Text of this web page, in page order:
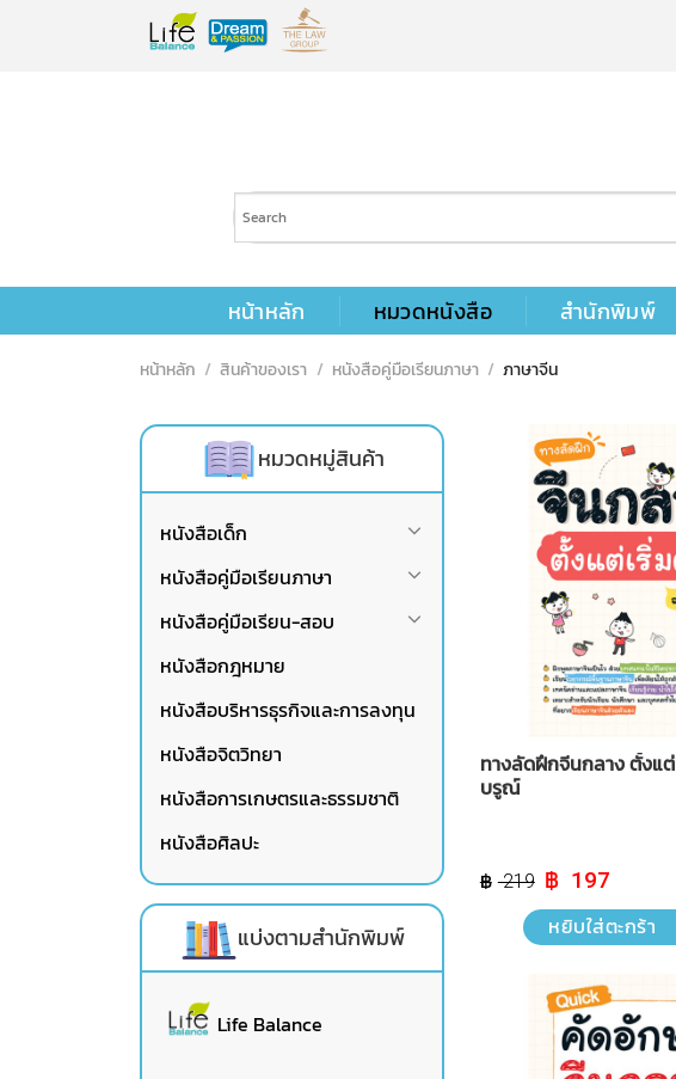
หน้าหลัก หมวดหนังสือ สำนักพิมพ์
หน้าหลัก / สินค้าของเรา / หนังสือคู่มือเรียนภาษา / ภาษาจีน
หมวดหมู่สินค้า
หนังสือเด็ก
หนังสือคู่มือเรียนภาษา
หนังสือคู่มือเรียน-สอบ
หนังสือกฎหมาย
หนังสือบริหารธุรกิจและการลงทุน
หนังสือจิตวิทยา
หนังสือการเกษตรและธรรมชาติ
หนังสือศิลปะ
แบ่งตามสำนักพิมพ์
Life Balance
ทางลัดฝึกจีนกลาง ตั้งแ
บรูณ์
219 Original
price
was:
฿ 219.
197Current
is:
฿ 197.
หยิบใส่ตะกร้า